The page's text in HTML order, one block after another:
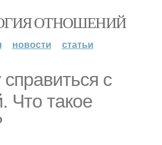
ОТНОШЕНИЙ
новости статьи
с
Что такое